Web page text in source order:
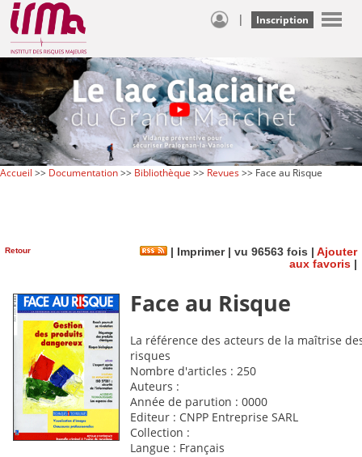
| Inscription
Accueil >> Documentation>> Bibliothèque >> Revues>> Face au Risque
Retour | Imprimer| vu 96563 fois | Ajouter
aux favoris |
Face au Risque
La référence des acteurs de la maîtrise
risques
Nombre d'articles : 250
Auteurs :
Année de parution : 0000
Editeur : CNPP Entreprise SARL
Collection :
Langue : Français